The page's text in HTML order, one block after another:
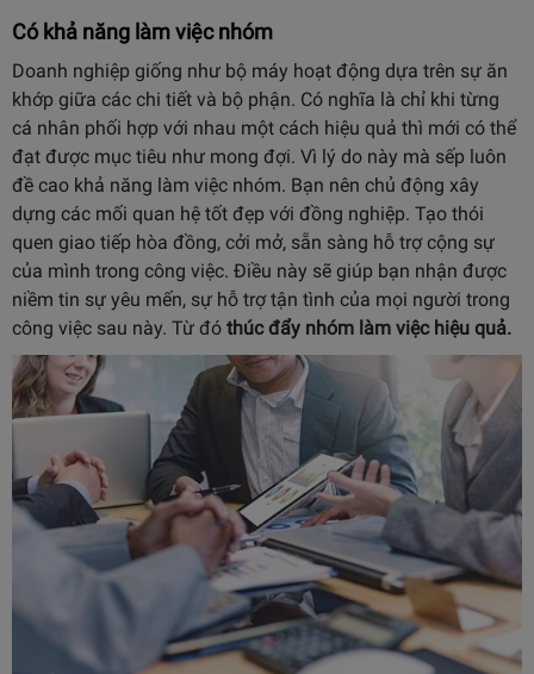
Có khả năng làm việc nhóm
Doanh nghiệp giống như bộ máy hoạt động dựa trên sự ăn
khớp giữa các chi tiết và bộ phận. Có nghĩa là chỉ khi từng
cá nhân phối hợp với nhau một cách hiệu quả thì mới có thể
đạt được mục tiêu như mong đợi. Vì lý do này mà sếp luôn
đề cao khả năng làm việc nhóm. Bạn nên chủ động xây
dựng các mối quan hệ tốt đẹp với đồng nghiệp. Tạo thói
quen giao tiếp hòa đồng, cởi mở, sẵn sàng hỗ trợ cộng sự
của mình trong công việc. Điều này sẽ giúp bạn nhận được
niềm tin sự yêu mến, sự hỗ trợ tận tình của mọi người trong
công việc sau này. Từ đó thúc đẩy nhóm làm việc hiệu quả.